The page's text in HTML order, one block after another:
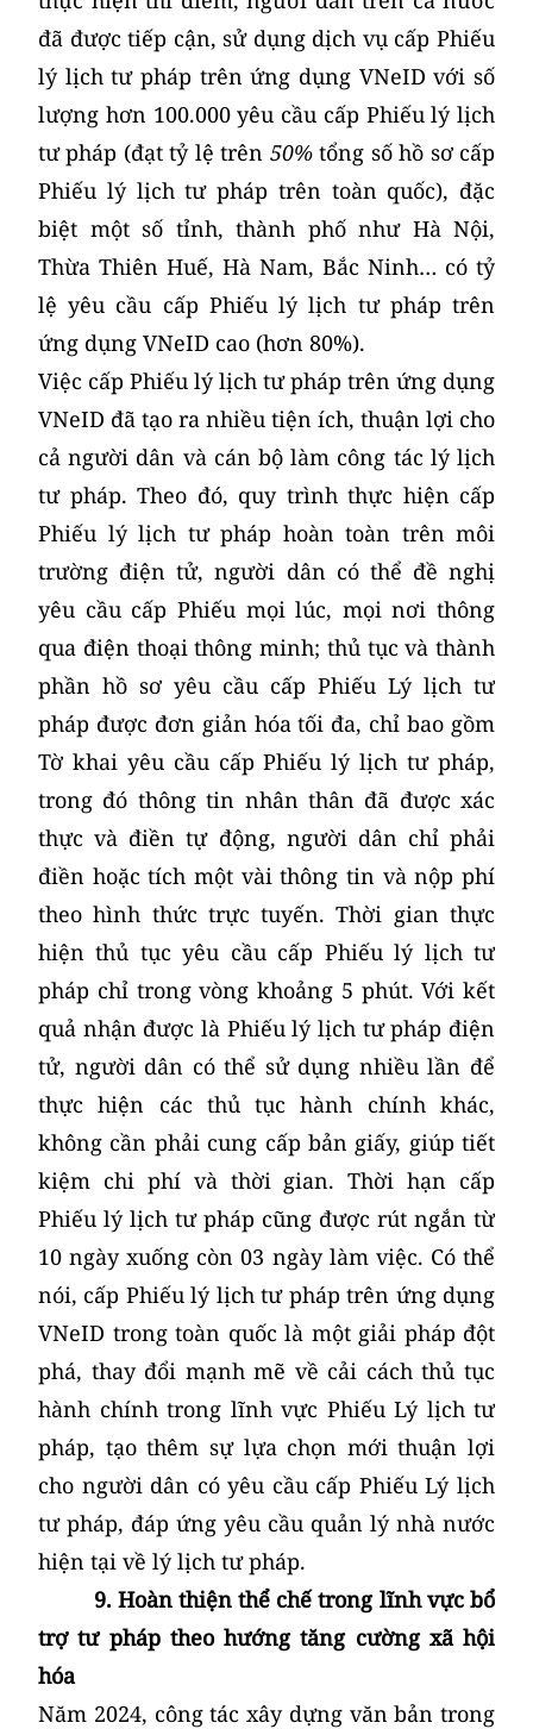
đã được tiếp cận, sử dụng dịch vụ cấp Phiếu
lý lịch tư pháp trên ứng dụng VNeID với số
lượng hơn 100.000 yêu cầu cấp Phiếu lý lịch
tư pháp (đạt tỷ lệ trên 50%tổng số hồ sơ cấp
Phiếu lý lịch tư pháp trên toàn quốc), đặc
biệt một số tỉnh, thành phố như Hà Nội,
Thừa Thiên Huế, Hà Nam, Bắc Ninh… có tỷ
lệ yêu cầu cấp Phiếu lý lịch tư pháp trên
ứng dụng VNeID cao (hơn 80%).
Việc cấp Phiếu lý lịch tư pháp trên ứng dụng
VNeID đã tạo ra nhiều tiện ích, thuận lợi cho
cả người dân và cán bộ làm công tác lý lịch
tư pháp. Theo đó, quy trình thực hiện cấp
Phiếu lý lịch tư pháp hoàn toàn trên môi
trường điện tử, người dân có thể đề nghị
yêu cầu cấp Phiếu mọi lúc, mọi nơi thông
qua điện thoại thông minh; thủ tục và thành
phần hồ sơ yêu cầu cấp Phiếu Lý lịch tư
pháp được đơn giản hóa tối đa, chỉ bao gồm
Tờ khai yêu cầu cấp Phiếu lý lịch tư pháp,
trong đó thông tin nhân thân đã được xác
thực và điền tự động, người dân chỉ phải
điền hoặc tích một vài thông tin và nộp phí
theo hình thức trực tuyến. Thời gian thực
hiện thủ tục yêu cầu cấp Phiếu lý lịch tư
pháp chỉ trong vòng khoảng 5 phút. Với kết
quả nhận được là Phiếu lý lịch tư pháp điện
tử, người dân có thể sử dụng nhiều lần để
thực hiện các thủ tục hành chính khác,
không cần phải cung cấp bản giấy, giúp tiết
kiệm chi phí và thời gian. Thời hạn cấp
Phiếu lý lịch tư pháp cũng được rút ngắn từ
10 ngày xuống còn 03 ngày làm việc. Có thể
nói, cấp Phiếu lý lịch tư pháp trên ứng dụng
VNeID trong toàn quốc là một giải pháp đột
phá, thay đổi mạnh mẽ về cải cách thủ tục
hành chính trong lĩnh vực Phiếu Lý lịch tư
pháp, tạo thêm sự lựa chọn mới thuận lợi
cho người dân có yêu cầu cấp Phiếu Lý lịch
tư pháp, đáp ứng yêu cầu quản lý nhà nước
hiện tại về lý lịch tư pháp.
9. Hoàn thiện thể chế trong lĩnh vực bổ
trợ tư pháp theo hướng tăng cường xã hội
hóa
Năm 2024, công tác xây dựng văn bản trong